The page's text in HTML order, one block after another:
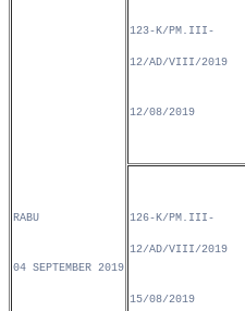
RABU
04 SEPTEMBER 2019
123-K/PM.III-
12/AD/VIII/2019
12/08/2019
126-K/PM.III-
12/AD/VIII/2019
15/08/2019